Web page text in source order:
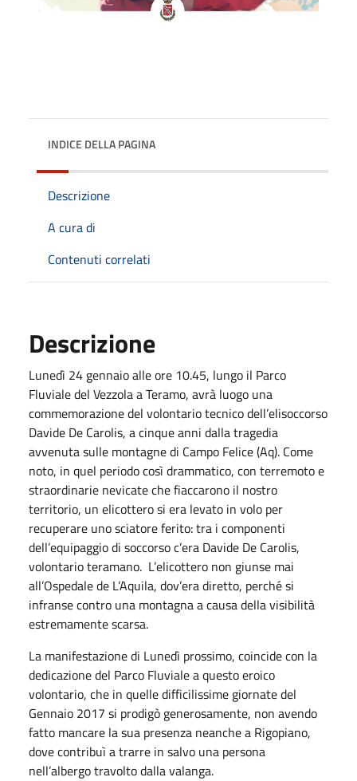
INDICE DELLA PAGINA
Descrizione
A cura di
Contenuti correlati
Descrizione
Lunedì 24 gennaio alle ore 10.45, lungo il Parco
Fluviale del Vezzola a Teramo, avrà luogo una
commemorazione del volontario tecnico dell’elisoccorso
Davide De Carolis, a cinque anni dalla tragedia
avvenuta sulle montagne di Campo Felice (Aq). Come
noto, in quel periodo così drammatico, con terremoto e
straordinarie nevicate che fiaccarono il nostro
territorio, un elicottero si era levato in volo per
recuperare uno sciatore ferito: tra i componenti
dell’equipaggio di soccorso c’era Davide De Carolis,
volontario teramano. L’elicottero non giunse mai
all’Ospedale de L’Aquila, dov’era diretto, perché si
infranse contro una montagna a causa della visibilità
estremamente scarsa.
La manifestazione di Lunedì prossimo, coincide con la
dedicazione del Parco Fluviale a questo eroico
volontario, che in quelle difficilissime giornate del
Gennaio 2017 si prodigò generosamente, non avendo
fatto mancare la sua presenza neanche a Rigopiano,
dove contribuì a trarre in salvo una persona
nell’albergo travolto dalla valanga.